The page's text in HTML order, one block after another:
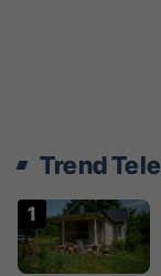
Trend